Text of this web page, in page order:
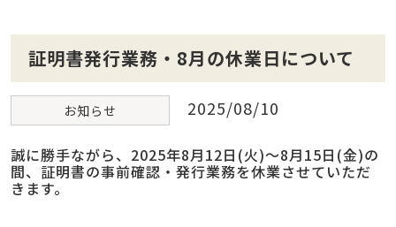
証明書発行業務・8月の休業日について
お知らせ 2025/08/10
誠に勝手ながら、2025年8月12日(火)～8月15日(金)の
間、証明書の事前確認・発行業務を休業させていただ
きます。